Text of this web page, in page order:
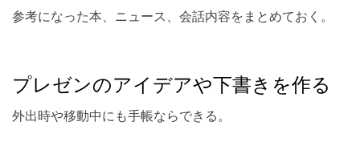
参考になった本、ニュース、会話内容をまとめておく。
プレゼンのアイデアや下書きを作る
外出時や移動中にも手帳ならできる。